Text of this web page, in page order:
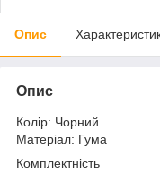
Опис
Опис
Колір: Чорний
Матеріал: Гума
Комплектність